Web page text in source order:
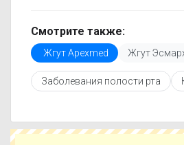
только актуальные данные.
Перед покупкой
инструкцией по применению,
противопоказаниями. При
можете подобрать аналоги
Чтобы купить Жгут Apexmed
аптеке, укажите свой город и
Смотрите также:
Жгут Apexmed Жгут
Заболевания полости рта